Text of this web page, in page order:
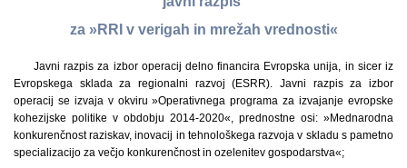
za »RRI v verigah in mrežah vrednosti«
Javni razpis za izbor operacij delno financira Evropska unija, in sicer iz
Evropskega sklada za regionalni razvoj (ESRR). Javni razpis za izbor
operacij se izvaja v okviru »Operativnega programa za izvajanje evropske
kohezijske politike v obdobju 2014-2020«, prednostne osi: »Mednarodna
konkurenčnost raziskav, inovacij in tehnološkega razvoja v skladu s pametno
specializacijo za večjo konkurenčnost in ozelenitev gospodarstva«;